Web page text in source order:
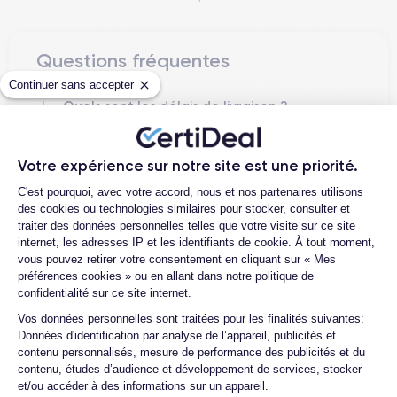
Continuer sans accepter
Votre expérience sur notre site est une priorité.
Plateforme de Gestion du
C'est pourquoi, avec votre accord, nous et nos partenaires utilisons
des cookies ou technologies similaires pour stocker, consulter et
traiter des données personnelles telles que votre visite sur ce site
internet, les adresses IP et les identifiants de cookie. À tout moment,
vous pouvez retirer votre consentement en cliquant sur « Mes
préférences cookies » ou en allant dans notre politique de
confidentialité sur ce site internet.
Vos données personnelles sont traitées pour les finalités suivantes:
Données d'identification par analyse de l’appareil, publicités et
contenu personnalisés, mesure de performance des publicités et du
contenu, études d’audience et développement de services, stocker
et/ou accéder à des informations sur un appareil.
Axeptio consent
L'iPhone 13 Pro est équipé de la puissante
qui offre des performances et une efficacité énergétique
exceptionnelles. Il est également doté d'un
photoamélioré comprenant un capteur de 12 mégapixels, un
téléobjectif et un objectif ultra grand-angle, qui vous permet de
capturer des photos et des vidéos époustouflantes, même
dans des conditions de faible luminosité.
L'autonomie de la batterie a également été améliorée sur
l'iPhone 13 Pro , ce qui signifie que les utilisateurs peuvent
bénéficier d'une plus grande autonomie et passer plus de
temps connectés sans avoir à s'inquiéter d'être à court de
batterie.
Une autre caractéristique exceptionnelle est la fonctionnalité
5G, qui offre des vitesses de téléchargement et de
téléversement ultra rapides, ainsi qu'une meilleure connectivité
dans les zones couvertes par la 5G.
Questions fréquentes
Quels sont les délais de livraison ?
Quelle est la différence entre un
iPhone 13 Pro d'occasion et un iPhone
13 Pro reconditionné ?
Quelle est la durée de vie d'un iPhone
13 Pro reconditionné ?
Proposez-vous une assurance en cas
de casse due à des chocs ou à des
chutes ?
les batteries ?
Quels sont les accessoires inclus dans
la commande ?